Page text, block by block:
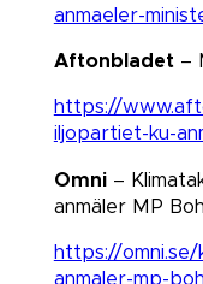
anmaeler-
Aftonbladet–
https://
iljopartiet-ku-
Omni–
anmäler MP
https://omni.se/
anmaler-mp-